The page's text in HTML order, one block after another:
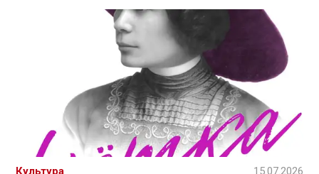
Культура 15.07.2026